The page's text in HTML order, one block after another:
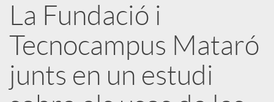
X
a
La Fundació i
Tecnocampus Mataró
junts en un estudi